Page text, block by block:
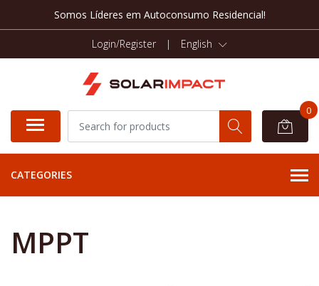
Somos Líderes em Autoconsumo Residencial!
Login/Register | English
0
CATEGORIES
MPPT